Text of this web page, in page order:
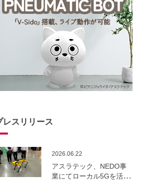
レスリリース
アスラテック、NEDO事
業にてローカル5Gを活用
2026.06.22